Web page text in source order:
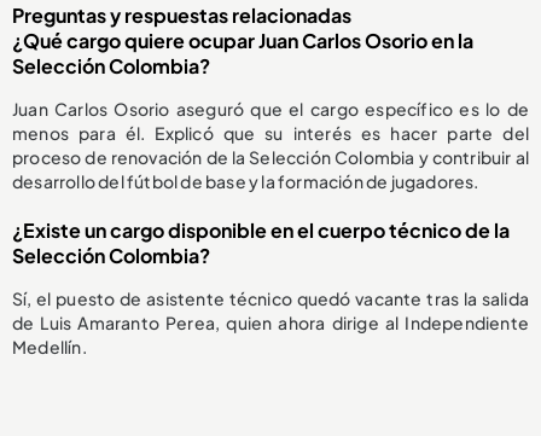
Preguntas y respuestas relacionadas
¿Qué cargo quiere ocupar Juan Carlos Osorio en la
Selección Colombia?
Juan Carlos Osorio aseguró que el cargo específico es lo de
menos para él. Explicó que su interés es hacer parte del
proceso de renovación de la Selección Colombia y contribuir al
desarrollo del fútbol de base y la formación de jugadores.
¿Existe un cargo disponible en el cuerpo técnico de la
Selección Colombia?
Sí, el puesto de asistente técnico quedó vacante tras la salida
de Luis Amaranto Perea, quien ahora dirige al Independiente
Medellín.